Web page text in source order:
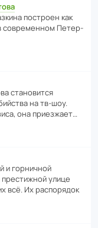
пост­роен как
совре­менном Пете­р­
стано­вится
на тв-шоу.
она приезжает…
и горни­чной
улице
всё. Их распо­рядок